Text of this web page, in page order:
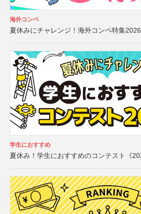
海外コンペ
夏休みにチャレンジ！海外コンペ特集2026
学生におすすめ
夏休み！学生におすすめのコンテスト《